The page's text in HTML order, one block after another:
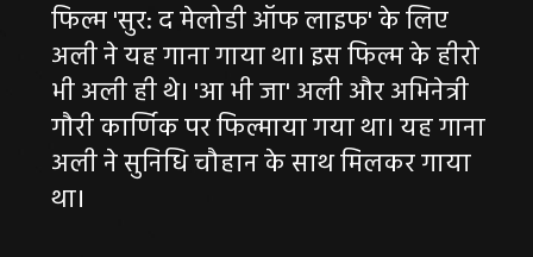
फिल्म 'सुर: द मेलोडी ऑफ लाइफ' के लिए
अली ने यह गाना गाया था। इस फिल्म के हीरो
भी अली ही थे। 'आ भी जा' अली और अभिनेत्री
गौरी कार्णिक पर फिल्माया गया था। यह गाना
अली ने सुनिधि चौहान के साथ मिलकर गाया